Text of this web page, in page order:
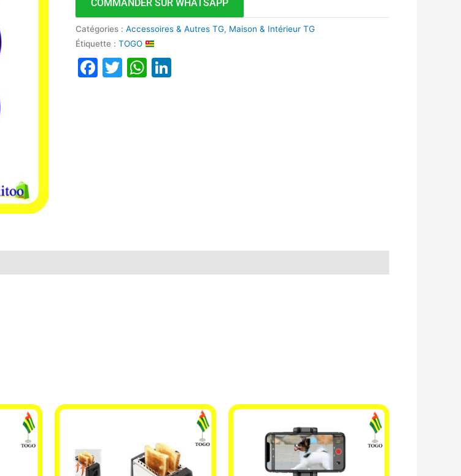
COMMANDER SUR WHATSAPP
Catégories :Accessoires & Autres TG, Maison & Intérieur TG
Étiquette :TOGO
Facebook
TwitterWhatsApp